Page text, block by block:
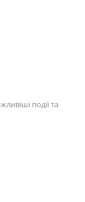
події та